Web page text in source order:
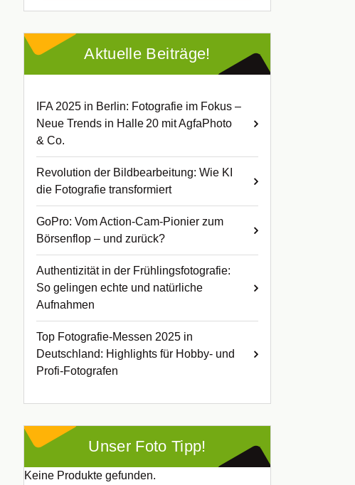
Aktuelle Beiträge!
IFA 2025 in Berlin: Fotografie im Fokus –
Neue Trends in Halle 20 mit AgfaPhoto
& Co.
Revolution der Bildbearbeitung: Wie KI
die Fotografie transformiert
GoPro: Vom Action-Cam-Pionier zum
Börsenflop – und zurück?
Authentizität in der Frühlingsfotografie:
So gelingen echte und natürliche
Aufnahmen
Top Fotografie-Messen 2025 in
Deutschland: Highlights für Hobby- und
Profi-Fotografen
Unser Foto Tipp!
Keine Produkte gefunden.